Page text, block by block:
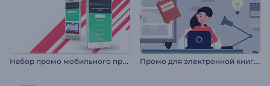
Н
абор промо мобильного приложения П
ромо для электронной книги с персонажами